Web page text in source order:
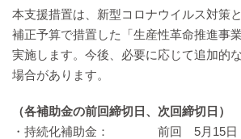
本支援措置は、新型コロナウイルス対策
補正予算で措置した「生産性革命推進事
実施します。今後、必要に応じて追加的
場合があります。
（各補助金の前回締切日、次回締切日）
・持続化補助金： 前回 5月15